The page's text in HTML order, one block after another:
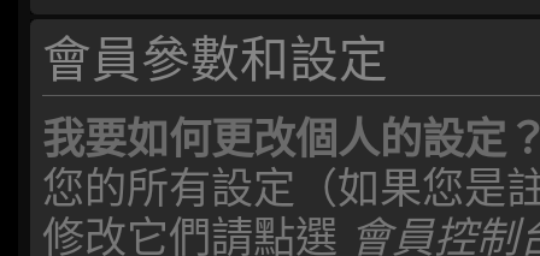
會員參數和設定
我要如何更改個人的設定
您的所有設定（如果您是
修改它們請點選 會員控制